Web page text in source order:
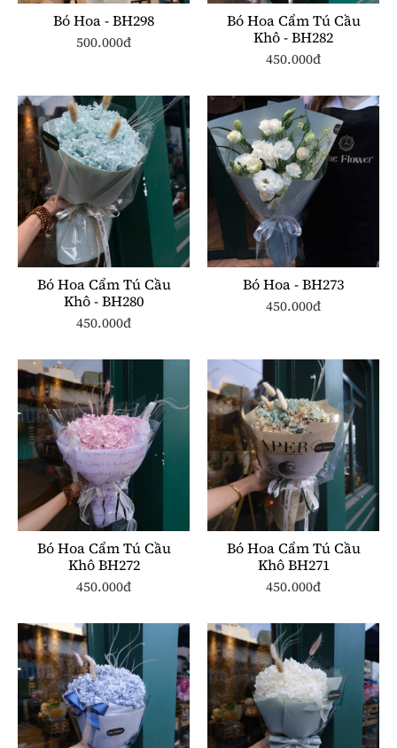
Bó Hoa - BH298
500.000đ
Bó Hoa Cẩm Tú Cầu
Khô - BH282
450.000đ
Bó Hoa Cẩm Tú Cầu
Khô - BH280
450.000đ
Bó Hoa - BH273
450.000đ
Bó Hoa Cẩm Tú Cầu
Khô BH272
450.000đ
Bó Hoa Cẩm Tú Cầu
Khô BH271
450.000đ